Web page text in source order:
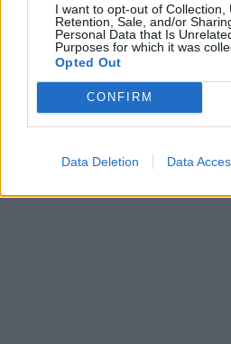
I want to opt-out of Collection,
Retention, Sale, and/or
Personal Data that Is
Purposes for which it was
Opted Out
CONFIRM
Data Deletion Data